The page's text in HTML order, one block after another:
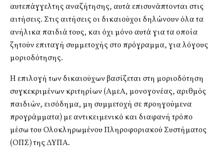
αυτεπάγγελτης αναζήτησης, αυτά επισυνάπτονται στις
αιτήσεις. Στις αιτήσεις οι δικαιούχοι δηλώνουν όλα τα
ανήλικα παιδιά τους, και όχι μόνο αυτά για τα οποία
ζητούν επιταγή συμμετοχής στο πρόγραμμα, για λόγους
μοριοδότησης.
Η επιλογή των δικαιούχων βασίζεται στη μοριοδότηση
συγκεκριμένων κριτηρίων (ΑμεΑ, μονογονέας, αριθμός
παιδιών, εισόδημα, μη συμμετοχή σε προηγούμενα
προγράμματα) με αντικειμενικό και διαφανή τρόπο
μέσω του Ολοκληρωμένου Πληροφοριακού Συστήματος
(ΟΠΣ) της ΔΥΠΑ.